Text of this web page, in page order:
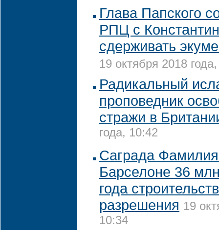
Глава Папского
РПЦ с
сдерживать
19 октября 2018
Радикальный
проповедник
стражи в
года, 10:42
Саграда
Барселоне 36
года
разрешения 19
10:34